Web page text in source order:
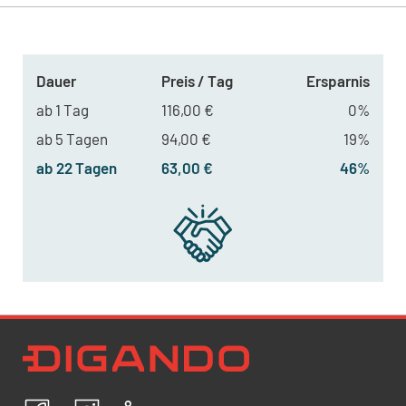
Dauer Preis / Tag
Ersparnis
ab 1 Tag
116,00 €
0%
ab 5 Tagen
94,00 €
19%
ab 22 Tagen
63,00 € 46%
Ich bestätige, dass ich die
Datenschutzrichtlinien
personenbezogenen Daten einverstanden.